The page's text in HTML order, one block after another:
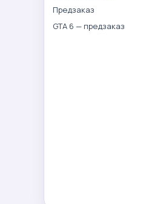
Предзаказ
GTA 6 — предзаказ